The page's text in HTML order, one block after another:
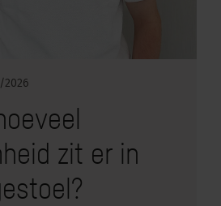
2026
zit er in